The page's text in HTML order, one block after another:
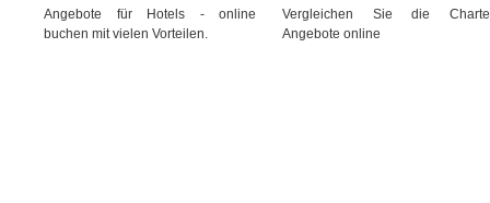
Angebote für Hotels - online
buchen mit vielen Vorteilen.
Vergleichen Sie die
Angebote online